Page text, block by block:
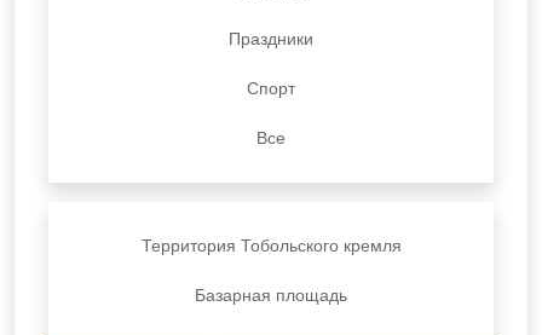
Праздники
Спорт
Все
Территория Тобольского кремля
Базарная площадь